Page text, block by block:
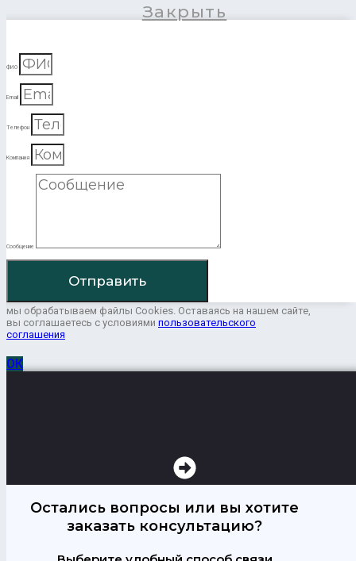
Закрыть
ФИО
Email
Телефон
Компания
Сообщение
Отправить
мы обрабатываем файлы Cookies. Оставаясь на нашем сайте,
вы соглашаетесь с условиями пользовательского
соглашения
ОК
Остались вопросы или вы хотите
заказать консультацию?